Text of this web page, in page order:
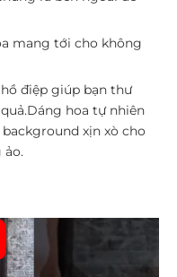
mang tới cho không
điệp giúp bạn thư
Dáng hoa tự nhiên
xịn xò cho
ảo.